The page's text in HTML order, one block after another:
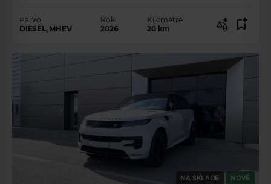
Palivo:
DIESEL, MHEV
Rok:
2026
Kilometre:
20 km
NA SKLADE NOVÉ